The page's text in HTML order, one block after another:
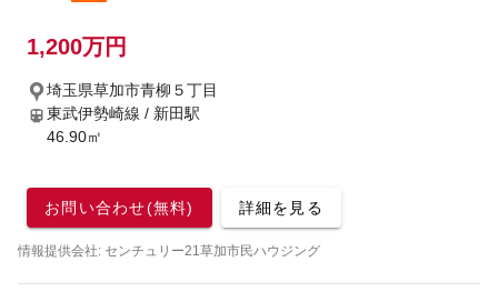
1,200万円
埼玉県草加市青柳５丁目
東武伊勢崎線 / 新田駅
46.90㎡
お問い合わせ(無料) 詳細を見る
情報提供会社: センチュリー21草加市民ハウジング